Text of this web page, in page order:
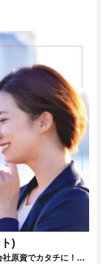
)
社原資でカタチに！最